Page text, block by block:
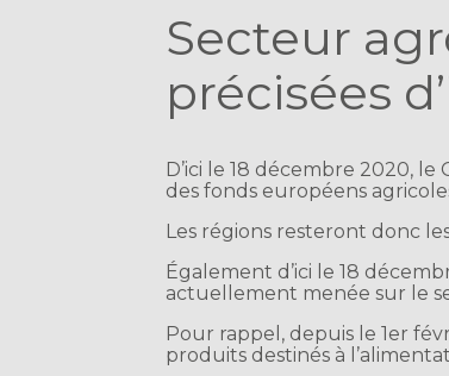
Secteur
précisées
D’ici le 18 décembre 2020,
des fonds européens
Les régions resteront donc
Également d’ici le 18
actuellement menée sur le
Pour rappel, depuis le 1er
produits destinés à